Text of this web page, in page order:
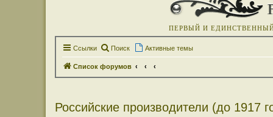
ПЕРВЫЙ И
Ссылки Поиск Активные темы
Список форумов
Российские производители (до 1917